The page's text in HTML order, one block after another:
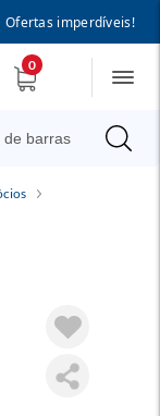
Ofertas imperdíveis!
0